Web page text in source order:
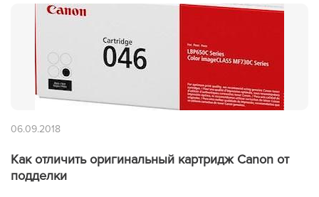
06.09.2018
Как отличить оригинальный картридж Canon от
подделки